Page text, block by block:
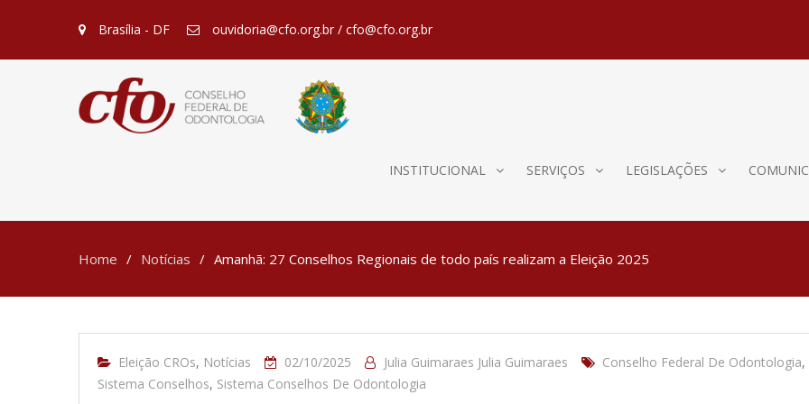
Brasília - DF ouvidoria@cfo.org.br / cfo@cfo.org.br
INSTITUCIONAL SERVIÇOS LEGISLAÇÕES
Home Notícias Amanhã: 27 Conselhos Regionais de todo país realizam a Eleição 2025
Eleição CROs, Notícias 02/10/2025 Julia Guimaraes Julia Guimaraes Conselho Federal De Odontologia,
Sistema Conselhos, Sistema Conselhos De Odontologia